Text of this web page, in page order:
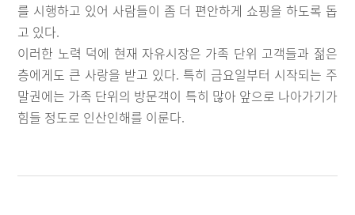
를 시행하고 있어 사람들이 좀 더 편안하게 쇼핑을 하도록 돕
고 있다.
이러한 노력 덕에 현재 자유시장은 가족 단위 고객들과 젊은
층에게도 큰 사랑을 받고 있다. 특히 금요일부터 시작되는 주
말권에는 가족 단위의 방문객이 특히 많아 앞으로 나아가기가
힘들 정도로 인산인해를 이룬다.